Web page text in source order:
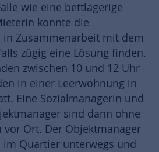
wie eine bettlägerige
konnte die
in Zusammenarbeit mit dem
zügig eine Lösung finden.
zwischen 10 und 12 Uhr
in einer Leerwohnung in
Eine Sozialmanagerin und
sind dann ohne
vor Ort. Der Objektmanager
Quartier unterwegs und